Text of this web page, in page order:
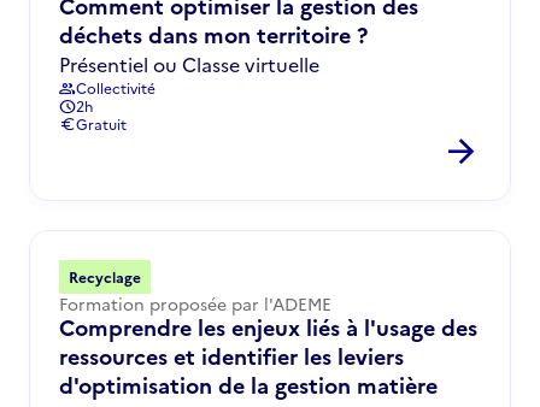
déchets dans mon territoire ?
Présentiel ou Classe virtuelle
groupCollectivité
schedule2h
euroGratuit
arrow_forward
Recyclage
Formation proposée par l'ADEME
Comprendre les enjeux liés à l'usage des
ressources et identifier les leviers
d'optimisation de la gestion matière